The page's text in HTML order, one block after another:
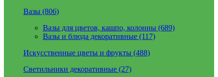
Вазы (806)
Вазы для цветов, кашпо, колонны (689)
Вазы и блюда декоративные (117)
Искусственные цветы и фрукты (488)
Светильники декоративные (27)